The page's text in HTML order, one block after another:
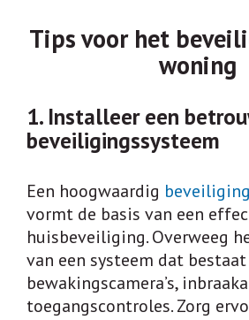
Tips voor het
woning
1. Installeer een
beveiligingssysteem
Een hoogwaardig
vormt de basis van een
huisbeveiliging. Overweeg
van een systeem dat
bewakingscamera’s,
toegangscontroles. Zorg